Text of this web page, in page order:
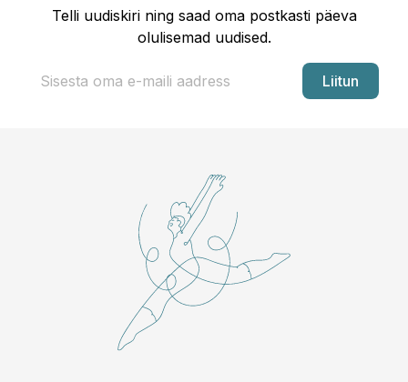
Telli uudiskiri ning saad oma postkasti päeva
olulisemad uudised.
Liitun